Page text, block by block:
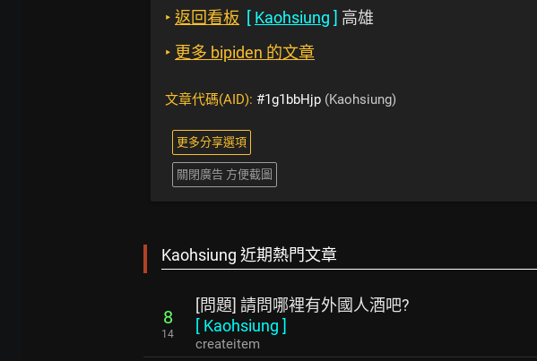
‣ 返回看板 [ Kaohsiung ] 高雄
‣ 更多 bipiden 的文章
文章代碼(AID): #1g1bbHjp (Kaohsiung)
更多分享選項
關閉廣告 方便截圖
Kaohsiung 近期熱門文章
8
14
[問題] 請問哪裡有外國人酒吧?
[ Kaohsiung ]
createitem